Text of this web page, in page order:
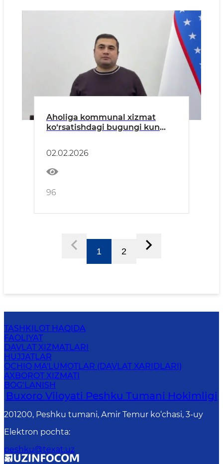
Aholiga kommunal xizmat
ko‘rsatishdagi bugungi kun
aholiga qulay shart-sharoitlar
yaratish borasida.
02.02.2026
96
1 2
TASHKILOT HAQIDA
FAOLIYAT
DAVLAT XIZMATLARI
HUJJATLAR
OCHIQ MA'LUMOTLAR (DAVLAT XARIDLARI)
AXBOROT XIZMATI
BOG‘LANISH
Buxoro Viloyati Peshku Tumani Hokimligi
201200, Peshku tumani, Аmir Temur ko‘chasi, 3-uy
Elektron pochta:
peshku@texat.uz